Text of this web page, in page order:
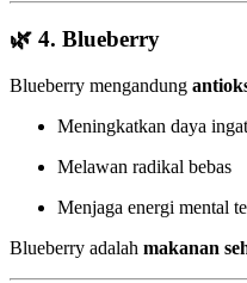
🌿 4. Blueberry
Blueberry mengandung
Meningkatkan daya
Melawan radikal bebas
Menjaga energi mental
Blueberry adalah makanan